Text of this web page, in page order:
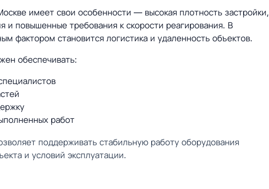
имеет свои особенности — высокая плотность застройки,
и повышенные требования к скорости реагирования. В
фактором становится логистика и удаленность объектов.
обеспечивать:
работ
поддерживать стабильную работу оборудования
и условий эксплуатации.